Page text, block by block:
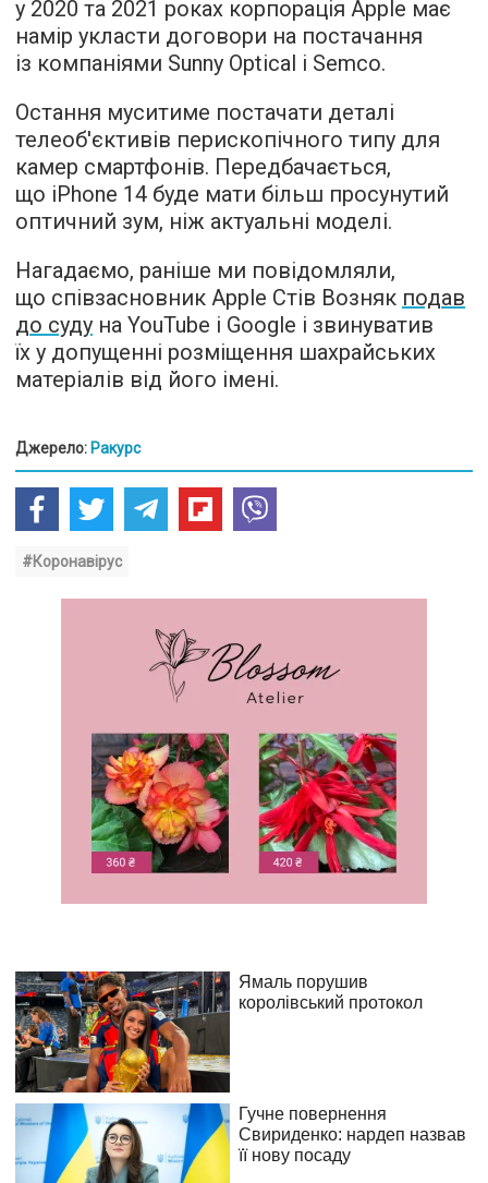
у 2020 та 2021 роках корпорація Apple має
намір укласти договори на постачання
із компаніями Sunny Optical і Semco.
Остання муситиме постачати деталі
телеоб'єктивів перископічного типу для
камер смартфонів. Передбачається,
що iPhone 14 буде мати більш просунутий
оптичний зум, ніж актуальні моделі.
Нагадаємо, раніше ми повідомляли,
що співзасновник Apple Стів Возняк подав
до суду на YouTube і Google і звинуватив
їх у допущенні розміщення шахрайських
матеріалів від його імені.
Джерело: Ракурс
#Коронавірус